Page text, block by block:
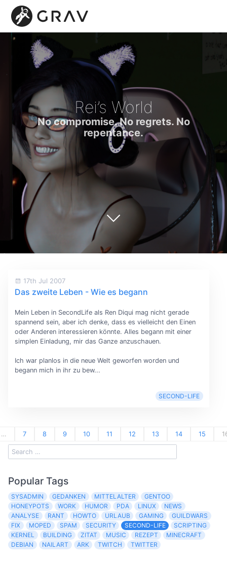
Rei’s World
No compromise. No regrets. No
repentance.
17th Jul 2007
Das zweite Leben - Wie es begann
Mein Leben in SecondLife als Ren Diqui mag nicht gerade
spannend sein, aber ich denke, dass es vielleicht den Einen
oder Anderen interessieren könnte. Alles begann mit einer
simplen Einladung, mir das Ganze anzuschauen.
Ich war planlos in die neue Welt geworfen worden und
begann mich in ihr zu bew...
SECOND-LIFE
… 7 8 9 10 11 12 13 14 15
Popular Tags
SYSADMIN GEDANKEN MITTELALTER
GENTOO
HONEYPOTS
WORK HUMOR PDA LINUX
NEWS
ANALYSE
RANT HOWTO URLAUB GAMING
GUILDWARS
FIX
MOPED SPAM SECURITY SECOND-LIFE
SCRIPTING
KERNEL
BUILDING ZITAT MUSIC REZEPT
MINECRAFT
DEBIAN
NAILART ARK TWITCH TWITTER